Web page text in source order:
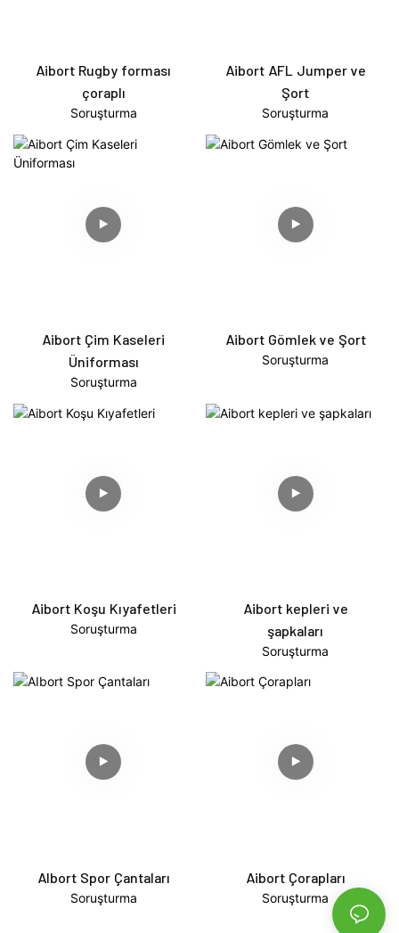
Aibort Rugby forması
çoraplı
Soruşturma
Aibort AFL Jumper ve
Şort
Soruşturma
Aibort Çim Kaseleri
Üniforması
Soruşturma
Aibort Gömlek ve Şort
Soruşturma
Aibort Koşu Kıyafetleri
Soruşturma
Aibort kepleri ve
şapkaları
Soruşturma
AIbort Spor Çantaları
Soruşturma
Aibort Çorapları
Soruşturma